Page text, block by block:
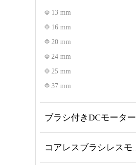
Φ 13 mm
Φ 16 mm
Φ 20 mm
Φ 24 mm
Φ 25 mm
Φ 37 mm
ブラシ付きDCモーター